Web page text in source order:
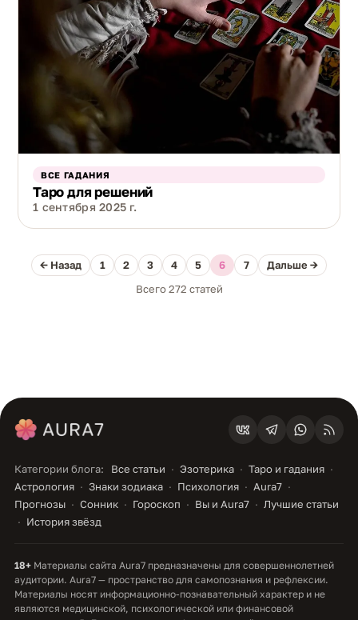
ВСЕ ГАДАНИЯ
Таро для решений
1 сентября 2025 г.
← Назад 1 2 3 4 5 6 7
Дальше →
Всего 272 статей
Категории блога: Все статьи Эзотерика
Таро и гадания
Астрология
Знаки зодиака Психология
Aura7
Прогнозы
Сонник Гороскоп Вы и Aura7
Лучшие статьи
История звёзд
18+ Материалы сайта Aura7 предназначены для совершеннолетней
аудитории. Aura7 — пространство для самопознания и рефлексии.
Материалы носят информационно-познавательный характер и не
являются медицинской, психологической или финансовой